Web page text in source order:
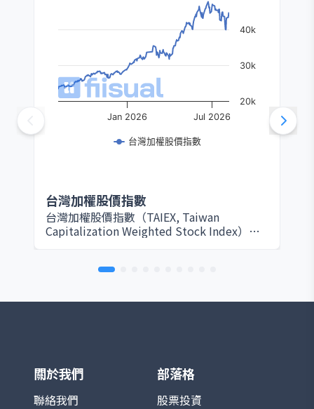
台灣加權股價指數
Jan 2026 Jul 2026
20k
30k
40k
台灣加權股價指數
台灣加權股價指數（TAIEX, Taiwan
Capitalization Weighted Stock Index）由
有在證交所上市的普通股為編製範圍，採用
積電、鴻海等）對指數影響最為顯著。基期
導體及電子製造重鎮，相關族群在指數中權
重極高，使其走勢往往與全球科技產業景氣
循環高度連動。 在投資應用上，TAIEX 不僅
關於我們
聯絡我們
部落格
股票投資